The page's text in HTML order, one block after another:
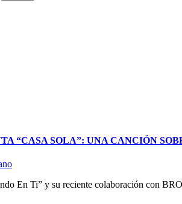
“CASA SOLA”: UNA CANCIÓN
En Ti” y su reciente colaboración con